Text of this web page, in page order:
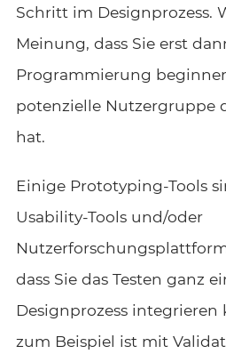
Schritt im Designprozess.
Meinung, dass Sie erst
Programmierung
potenzielle Nutzergruppe
hat.
Einige Prototyping-Tools
Usability-Tools und/oder
dass Sie das Testen ganz
Designprozess
zum Beispiel ist mit